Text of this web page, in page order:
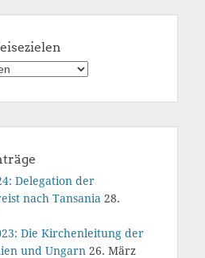
Delegation der
nach Tansania 28.
Die Kirchenleitung der
und Ungarn 26. März